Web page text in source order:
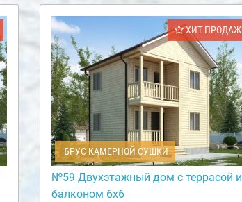
ХИТ ПРОДАЖ
БРУС КАМЕРНОЙ СУШКИ
№59 Двухэтажный дом с террасой и
балконом 6х6